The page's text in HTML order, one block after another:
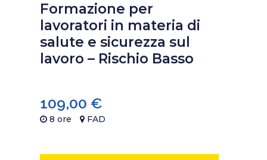
Formazione per
lavoratori in materia di
salute e sicurezza sul
lavoro – Rischio Basso
109,00 €
8 ore FAD